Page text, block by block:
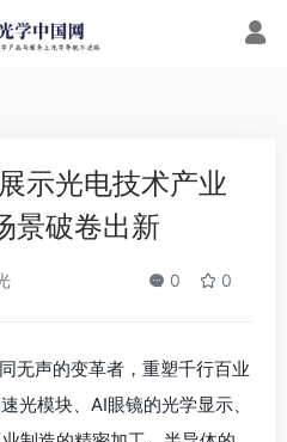
示光电技术产业
景破卷出新
0 0
无声的变革者，重塑千行百业
光模块、AI眼镜的光学显示、